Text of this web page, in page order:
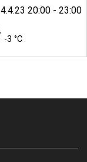
4.4.23 20:00 - 23:00
-3 °C